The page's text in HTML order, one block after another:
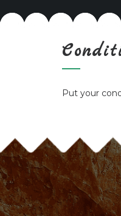
Put your